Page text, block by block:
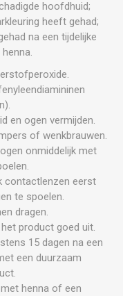
hoofdhuid;
heeft gehad;
na een tijdelijke
en ogen vermijden.
of wenkbrauwen.
onmiddelijk met
contactlenzen eerst
te spoelen.
dragen.
product goed uit.
15 dagen na een
een duurzaam
henna of een